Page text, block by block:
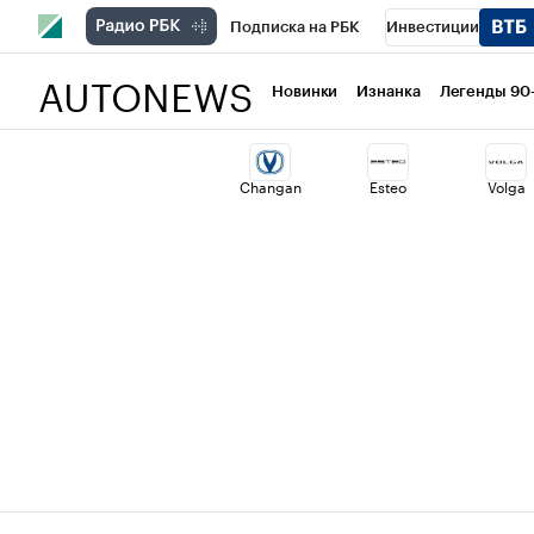
Подписка на РБК Инвестиции
Национальные проекты Город
Кредитные рейтинги Франшизы
AUTONEWS Новинки Изнанка Легенды
Changan Esteo Volga